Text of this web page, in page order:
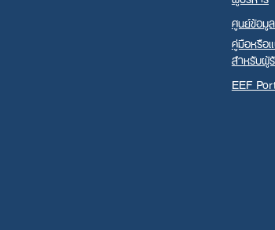
ศูนย์ข้อมู
คู่มือหรือ
สำหรับผู้
EEF